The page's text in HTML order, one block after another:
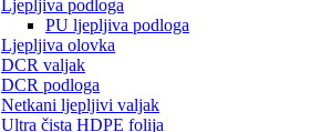
Ljepljiva podloga
PU ljepljiva podloga
Ljepljiva olovka
DCR valjak
DCR podloga
Netkani ljepljivi valjak
Ultra čista HDPE folija